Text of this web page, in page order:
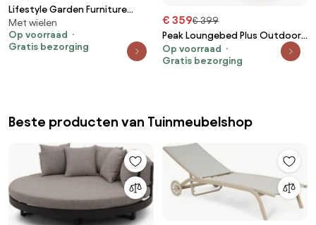
Lifestyle Garden Furniture
Lento Ligbed Verstelbaar
Textileen Zand/Beige
Met wielen
Op voorraad
Gratis bezorging
€ 359€ 399
Peak Loungebed Plus Outdoor -
Mud
Op voorraad
Gratis bezorging
Beste producten van Tuinmeubelshop